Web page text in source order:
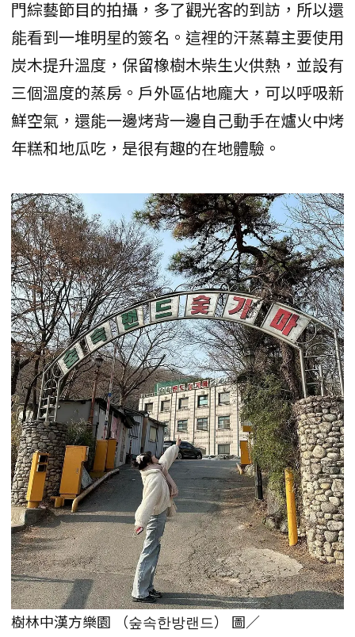
門綜藝節目的拍攝，多了觀光客的到訪，所以還
能看到一堆明星的簽名。這裡的汗蒸幕主要使用
炭木提升溫度，保留橡樹木柴生火供熱，並設有
三個溫度的蒸房。戶外區佔地龐大，可以呼吸新
鮮空氣，還能一邊烤背一邊自己動手在爐火中烤
年糕和地瓜吃，是很有趣的在地體驗。
樹林中漢方樂園 （숲속한방랜드） 圖／